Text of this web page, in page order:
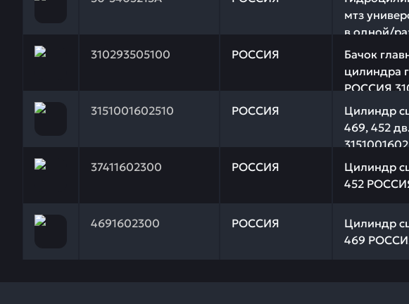
мтз
в одной/
пальцев)
3405215А
310293505100 РОССИЯ
Бачок
цилиндра
РОССИЯ
Заказывая запчасти у нас, вы получаете гарантию качества и
3151001602510 РОССИЯ
Цилиндр
469, 452
Заказывая запчасти у нас, вы получаете гарантию качества и
37411602300 РОССИЯ
Цилиндр
452
Заказывая запчасти у нас, вы получаете гарантию качества и
4691602300 РОССИЯ
Цилиндр
469
Заказывая запчасти у нас, вы получаете гарантию качества и